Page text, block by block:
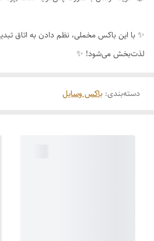
✨ با این باکس مخملی، نظم دادن به اتاق
لذت‌بخش می‌شود! ✨
دسته‌بندی: باکس وسایل